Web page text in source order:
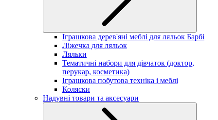
Іграшкова дерев'яні меблі для ляльок Барбі
Ліжечка для ляльок
Ляльки
Тематичні набори для дівчаток (доктор,
перукар, косметика)
Іграшкова побутова техніка і меблі
Коляски
Надувні товари та аксесуари